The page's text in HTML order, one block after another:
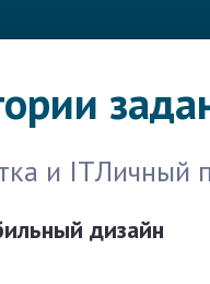
и ITЛичный
дизайн